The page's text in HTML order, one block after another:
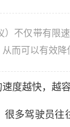
不仅带有限
而可以有效降
度越快，越
多驾驶员